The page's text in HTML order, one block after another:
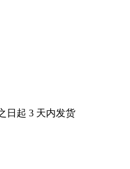
日起 3 天内发货